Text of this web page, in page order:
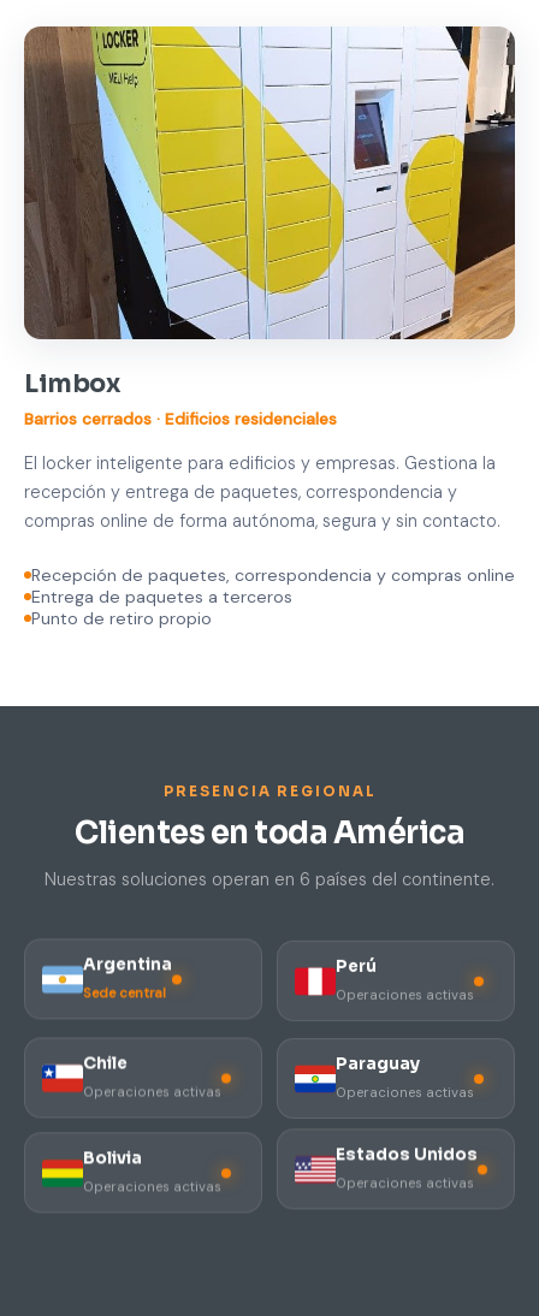
Limbox
Barrios cerrados · Edificios residenciales
El locker inteligente para edificios y empresas. Gestiona la
recepción y entrega de paquetes, correspondencia y
compras online de forma autónoma, segura y sin contacto.
Recepción de paquetes, correspondencia y compras online
Entrega de paquetes a terceros
Punto de retiro propio
PRESENCIA REGIONAL
Clientes en toda América
Nuestras soluciones operan en 6 países del continente.
Argentina
Sede central
Perú
Operaciones activas
Chile
Operaciones activas
Paraguay
Operaciones activas
Bolivia
Operaciones activas
★ ★ ★
★ ★
Estados Unidos
Operaciones activas